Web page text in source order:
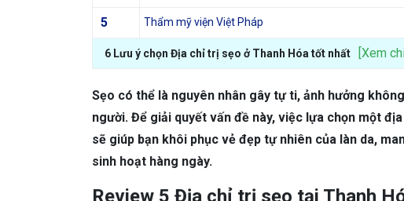
5 Thẩm mỹ viện Việt Pháp
6 Lưu ý chọn Địa chỉ trị sẹo ở Thanh Hóa tốt nhất [Xem
Sẹo có thể là nguyên nhân gây tự ti, ảnh hưởng
người. Để giải quyết vấn đề này, việc lựa chọn một
sẽ giúp bạn khôi phục vẻ đẹp tự nhiên của làn da,
sinh hoạt hàng ngày.
Review 5 Địa chỉ trị sẹo tại Thanh